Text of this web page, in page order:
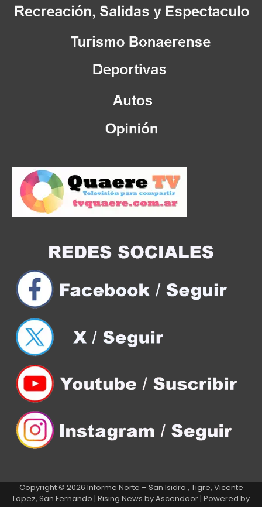
Copyright © 2026 Informe Norte – San Isidro , Tigre, Vicente
Lopez, San Fernando | Rising News byAscendoor| Powered by